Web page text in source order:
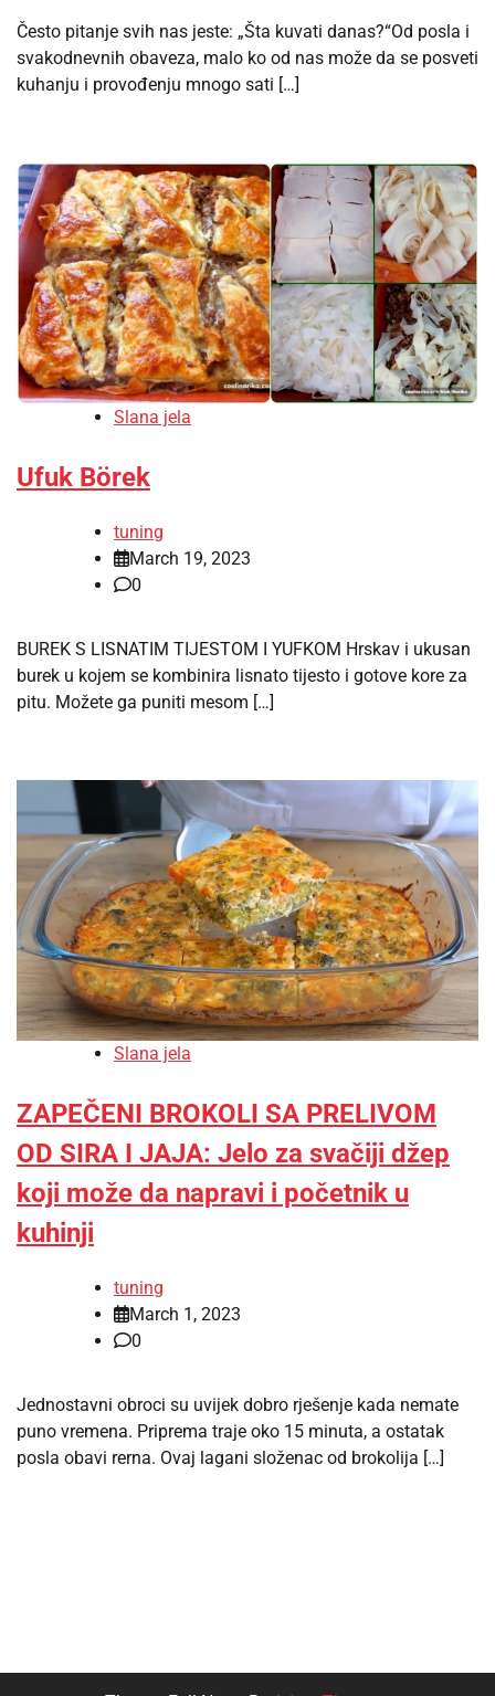
Često pitanje svih nas jeste: „Šta kuvati danas?“Od posla i
svakodnevnih obaveza, malo ko od nas može da se posveti
kuhanju i provođenju mnogo sati […]
Slana jela
Ufuk Börek
tuning
March 19, 2023
0
BUREK S LISNATIM TIJESTOM I YUFKOM Hrskav i ukusan
burek u kojem se kombinira lisnato tijesto i gotove kore za
pitu. Možete ga puniti mesom […]
Slana jela
ZAPEČENI BROKOLI SA PRELIVOM
OD SIRA I JAJA: Jelo za svačiji džep
koji može da napravi i početnik u
kuhinji
tuning
March 1, 2023
0
Jednostavni obroci su uvijek dobro rješenje kada nemate
puno vremena. Priprema traje oko 15 minuta, a ostatak
posla obavi rerna. Ovaj lagani složenac od brokolija […]